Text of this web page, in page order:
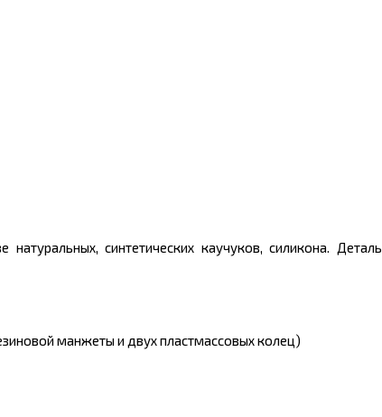
синтетических каучуков, силикона.
манжеты и двух пластмассовых колец)